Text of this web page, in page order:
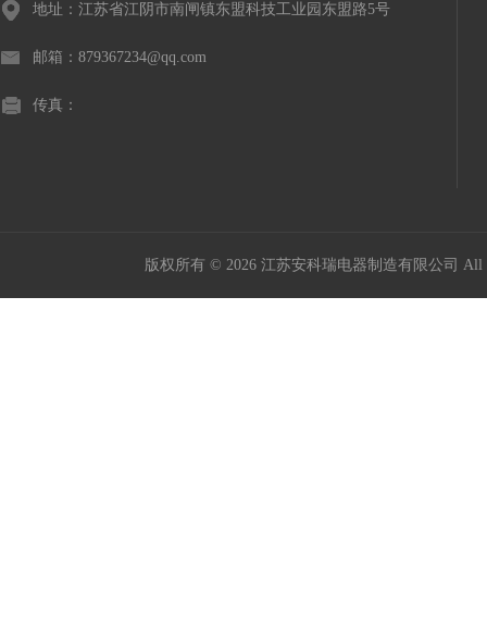
地址：江苏省江阴市南闸镇东盟科技工业园东盟路5号
邮箱：879367234@qq.com
传真：
版权所有 © 2026 江苏安科瑞电器制造有限公司